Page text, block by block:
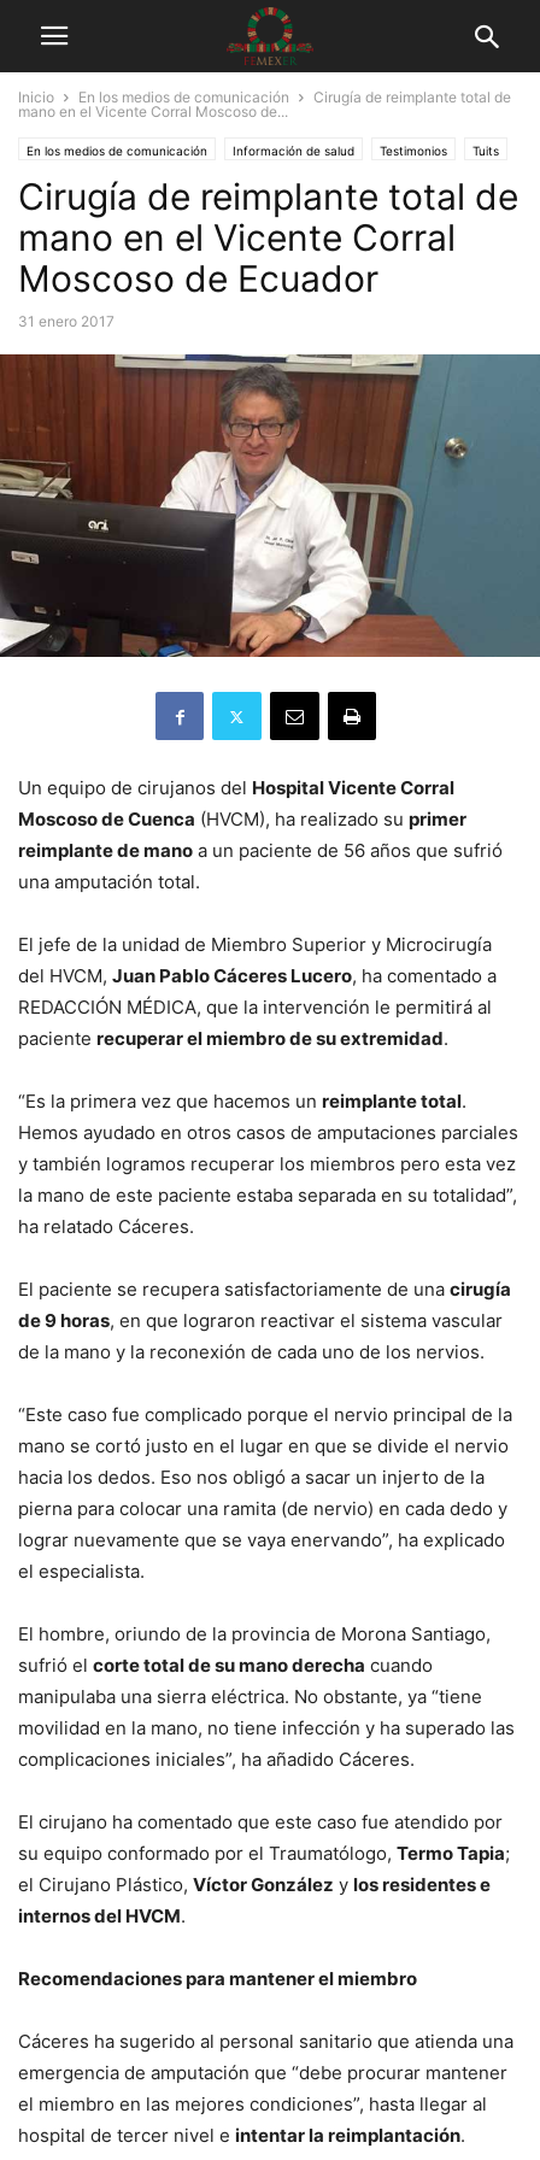
Inicio En los medios de comunicación
Cirugía de reimplante total de
mano en el Vicente Corral Moscoso de...
En los medios de comunicación Información de salud Testimonios Tuits
Cirugía de reimplante total de
mano en el Vicente Corral
Moscoso de Ecuador
31 enero 2017
Un equipo de cirujanos del Hospital Vicente Corral
Moscoso de Cuenca (HVCM), ha realizado su primer
reimplante de mano a un paciente de 56 años que sufrió
una amputación total.
El jefe de la unidad de Miembro Superior y Microcirugía
del HVCM, Juan Pablo Cáceres Lucero, ha comentado a
REDACCIÓN MÉDICA, que la intervención le permitirá al
paciente recuperar el miembro de su extremidad.
“Es la primera vez que hacemos un reimplante total.
Hemos ayudado en otros casos de amputaciones parciales
y también logramos recuperar los miembros pero esta vez
la mano de este paciente estaba separada en su totalidad”,
ha relatado Cáceres.
El paciente se recupera satisfactoriamente de una cirugía
de 9 horas, en que lograron reactivar el sistema vascular
de la mano y la reconexión de cada uno de los nervios.
“Este caso fue complicado porque el nervio principal de la
mano se cortó justo en el lugar en que se divide el nervio
hacia los dedos. Eso nos obligó a sacar un injerto de la
pierna para colocar una ramita (de nervio) en cada dedo y
lograr nuevamente que se vaya enervando”, ha explicado
el especialista.
El hombre, oriundo de la provincia de Morona Santiago,
sufrió el corte total de su mano derecha cuando
manipulaba una sierra eléctrica. No obstante, ya “tiene
movilidad en la mano, no tiene infección y ha superado las
complicaciones iniciales”, ha añadido Cáceres.
El cirujano ha comentado que este caso fue atendido por
su equipo conformado por el Traumatólogo, Termo Tapia;
el Cirujano Plástico, Víctor González y los residentes e
internos del HVCM.
Recomendaciones para mantener el miembro
Cáceres ha sugerido al personal sanitario que atienda una
emergencia de amputación que “debe procurar mantener
el miembro en las mejores condiciones”, hasta llegar al
hospital de tercer nivel e intentar la reimplantación.